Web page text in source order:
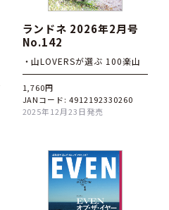
ランドネ 2026年2月号
No.142
・山LOVERSが選ぶ 100楽山
1,760円
JANコード: 4912192330260
2025年12月23日発売